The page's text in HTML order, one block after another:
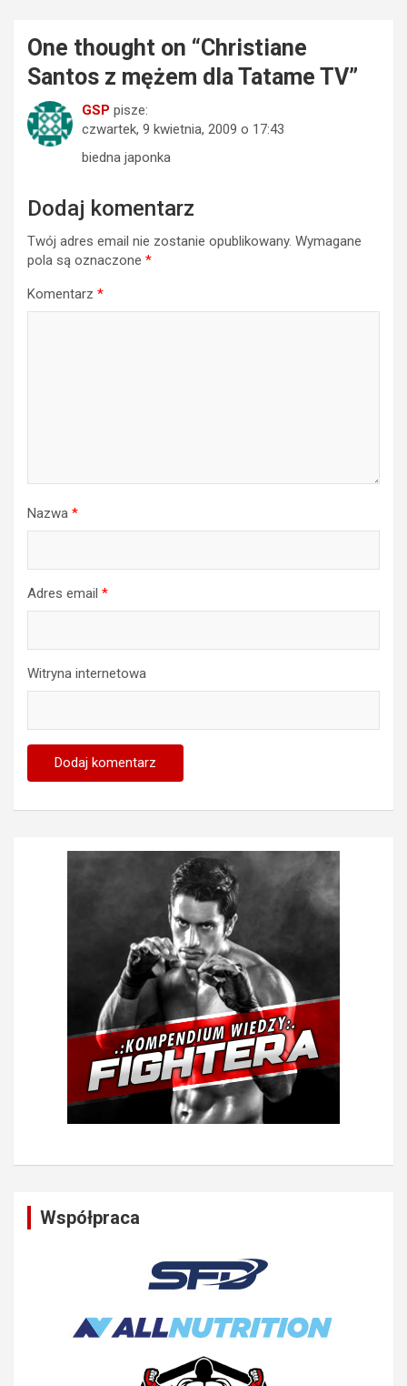
One thought on “Christiane
Santos z mężem dla Tatame TV”
GSP pisze:
czwartek, 9 kwietnia, 2009 o 17:43
biedna japonka
Dodaj komentarz
Twój adres email nie zostanie opublikowany. Wymagane
pola są oznaczone *
Komentarz *
Nazwa *
Adres email *
Witryna internetowa
Współpraca